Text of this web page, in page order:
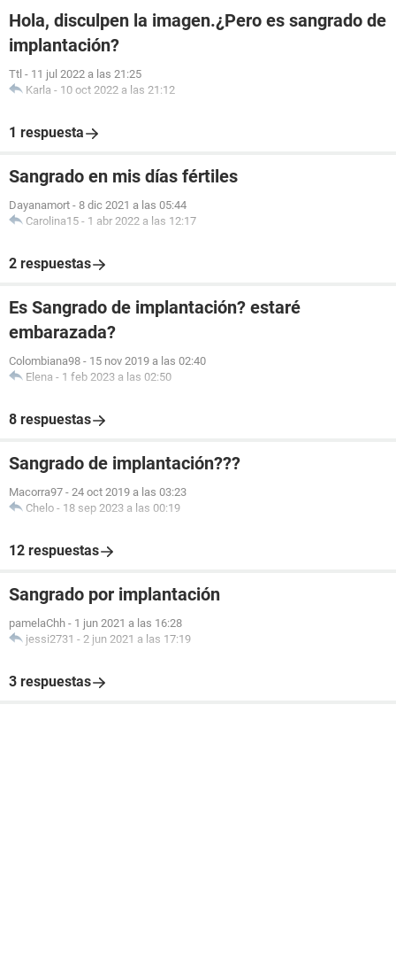
Hola, disculpen la imagen.¿Pero es sangrado de
implantación?
Ttl - 11 jul 2022 a las 21:25
Karla - 10 oct 2022 a las 21:12
1 respuesta
Sangrado en mis días fértiles
Dayanamort - 8 dic 2021 a las 05:44
Carolina15 - 1 abr 2022 a las 12:17
2 respuestas
Es Sangrado de implantación? estaré
embarazada?
Colombiana98 - 15 nov 2019 a las 02:40
Elena - 1 feb 2023 a las 02:50
8 respuestas
Sangrado de implantación???
Macorra97 - 24 oct 2019 a las 03:23
Chelo - 18 sep 2023 a las 00:19
12 respuestas
Sangrado por implantación
pamelaChh - 1 jun 2021 a las 16:28
jessi2731 - 2 jun 2021 a las 17:19
3 respuestas